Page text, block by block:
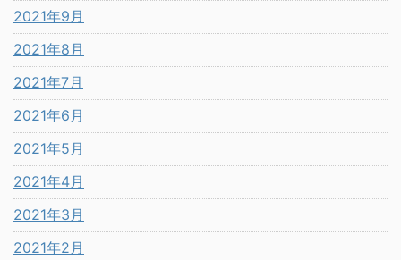
2021年9月
2021年8月
2021年7月
2021年6月
2021年5月
2021年4月
2021年3月
2021年2月